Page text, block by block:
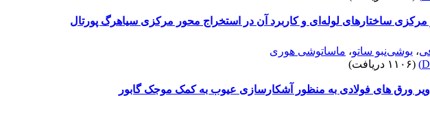
ساختارهای لوله‌ای و کاربرد آن در استخراج محور مرکزی سیاهرگ پورتال
، یوشی‌نبو ساتو، ماساتوشی هوری
(۱۱۰۶ دریافت)
ورق های فولادی به منظور آشکارسازی عیوب به کمک موجک گابور